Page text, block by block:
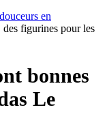
douceurs en
des figurines pour les
bonnes
Le